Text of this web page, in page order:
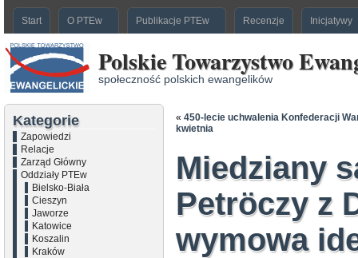
Start O PTEw Publikacje PTEw Recenzje Inicjatywy
Polskie Towarzystwo
społeczność polskich ewangelików
Kategorie
Zapowiedzi
Relacje
Zarząd Główny
Oddziały PTEw
Bielsko-Biała
Cieszyn
Jaworze
Katowice
Koszalin
Kraków
« 450-lecie uchwalenia Konfederacji
kwietnia
Miedziany
Petröczy z
wymowa